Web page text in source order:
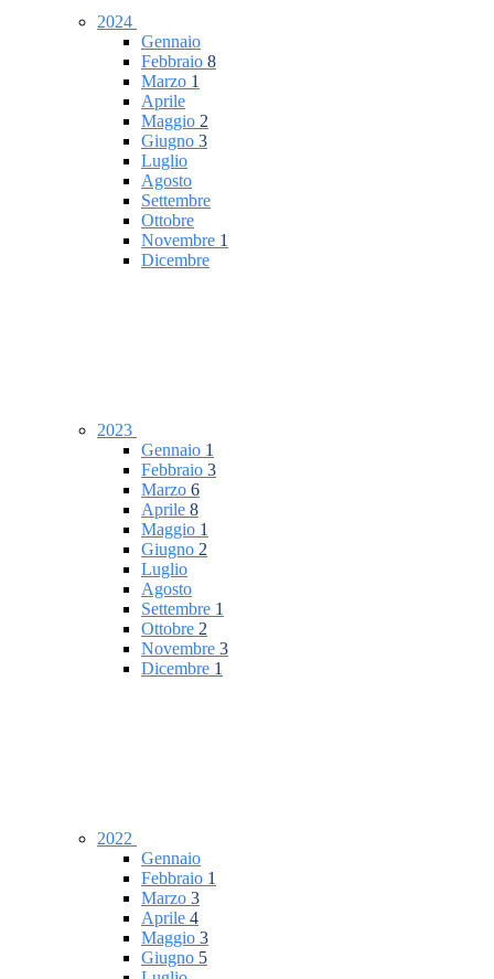
2024
Gennaio
Febbraio 8
Marzo 1
Aprile
Maggio 2
Giugno 3
Luglio
Agosto
Settembre
Ottobre
Novembre 1
Dicembre
2023
Gennaio 1
Febbraio 3
Marzo 6
Aprile 8
Maggio 1
Giugno 2
Luglio
Agosto
Settembre 1
Ottobre 2
Novembre 3
Dicembre 1
2022
Gennaio
Febbraio 1
Marzo 3
Aprile 4
Maggio 3
Giugno 5